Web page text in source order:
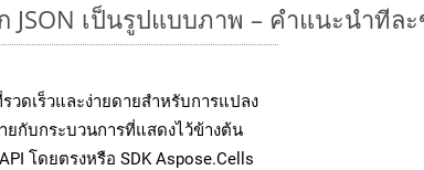
JSON เป็นรูปแบบภาพ – คำแนะนำทีล
วดเร็วและง่ายดายสำหรับการแปลง
ยกับกระบวนการที่แสดงไว้ข้างต้น
โดยตรงหรือ SDK Aspose.Cells